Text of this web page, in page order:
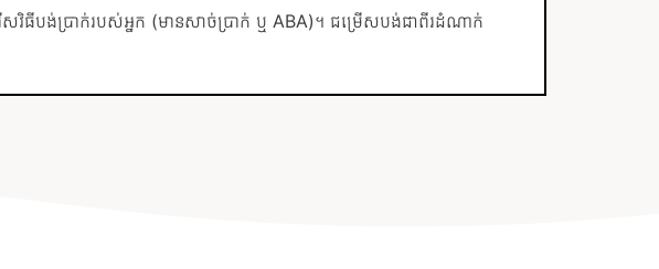
សវិធីបង់ប្រាក់របស់អ្នក (មានសាច់ប្រាក់ ឬ ABA)។ ជម្រើសបង់ជាពីរដំណាក់